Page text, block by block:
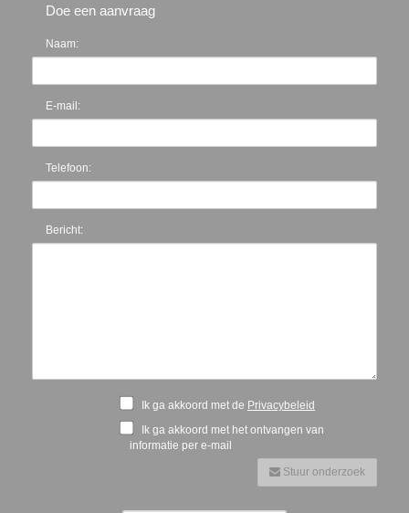
Doe een aanvraag
Naam:
E-mail:
Telefoon:
Bericht:
Ik ga akkoord met de Privacybeleid
Ik ga akkoord met het ontvangen van
informatie per e-mail
Stuur onderzoek